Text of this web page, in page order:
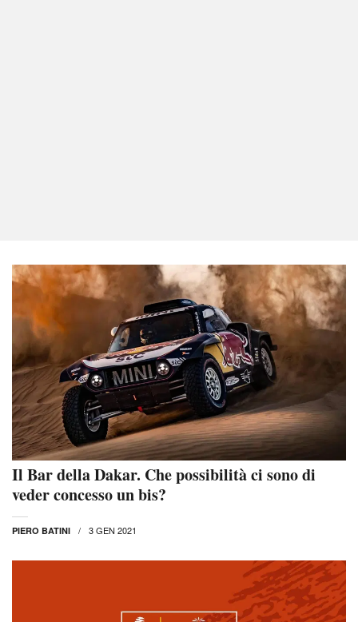
Il Bar della Dakar. Che possibilità ci sono di
veder concesso un bis?
PIERO BATINI 3 GEN 2021